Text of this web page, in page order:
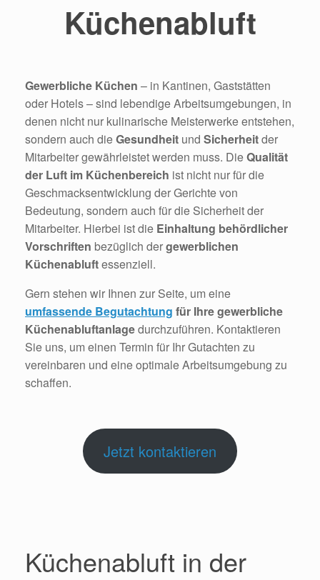
Küchenabluft
Gewerbliche Küchen – in Kantinen, Gaststätten
oder Hotels – sind lebendige Arbeitsumgebungen, in
denen nicht nur kulinarische Meisterwerke entstehen,
sondern auch dieGesundheit und Sicherheitder
Mitarbeiter gewährleistet werden muss. DieQualität
der Luft im Küchenbereich ist nicht nur für die
Geschmacksentwicklung der Gerichte von
Bedeutung, sondern auch für die Sicherheit der
Mitarbeiter. Hierbei ist die Einhaltung behördlicher
Vorschriften bezüglich dergewerblichen
Küchenabluftessenziell.
Gern stehen wir Ihnen zur Seite, um eine
umfassende Begutachtung für Ihre gewerbliche
Küchenabluftanlagedurchzuführen. Kontaktieren
Sie uns, um einen Termin für Ihr Gutachten zu
vereinbaren und eine optimale Arbeitsumgebung zu
schaffen.
Jetzt kontaktieren
Küchenabluft in der